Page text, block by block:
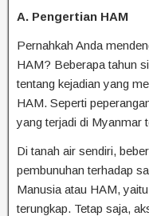
A. Pengertian HAM
Pernahkah Anda
HAM? Beberapa tahun
tentang kejadian yang
HAM. Seperti
yang terjadi di Myanmar
Di tanah air sendiri,
pembunuhan terhadap
Manusia atau HAM,
terungkap. Tetap saja,